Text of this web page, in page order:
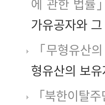
에 관한 법률
가유공자와
「무형유산
형유산의 보
「북한이탈